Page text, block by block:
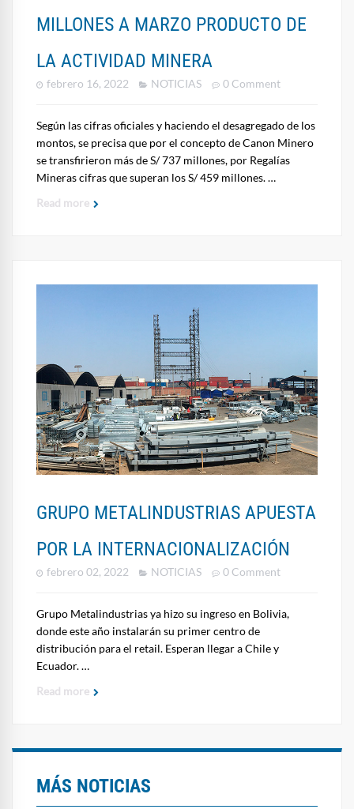
MILLONES A MARZO PRODUCTO DE
LA ACTIVIDAD MINERA
febrero 16, 2022 NOTICIAS 0 Comment
Según las cifras oficiales y haciendo el desagregado de los
montos, se precisa que por el concepto de Canon Minero
se transfirieron más de S/ 737 millones, por Regalías
Mineras cifras que superan los S/ 459 millones. …
Read more
GRUPO METALINDUSTRIAS APUESTA
POR LA INTERNACIONALIZACIÓN
febrero 02, 2022 NOTICIAS 0 Comment
Grupo Metalindustrias ya hizo su ingreso en Bolivia,
donde este año instalarán su primer centro de
distribución para el retail. Esperan llegar a Chile y
Ecuador. …
Read more
MÁS NOTICIAS